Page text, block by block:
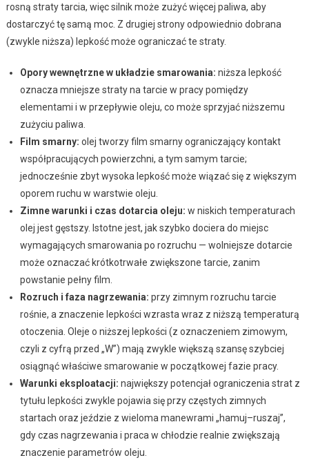
rosną straty tarcia, więc silnik może zużyć więcej paliwa, aby
dostarczyć tę samą moc. Z drugiej strony odpowiednio dobrana
(zwykle niższa) lepkość może ograniczać te straty.
Opory wewnętrzne w układzie smarowania: niższa lepkość
oznacza mniejsze straty na tarcie w pracy pomiędzy
elementami i w przepływie oleju, co może sprzyjać niższemu
zużyciu paliwa.
Film smarny: olej tworzy film smarny ograniczający kontakt
współpracujących powierzchni, a tym samym tarcie;
jednocześnie zbyt wysoka lepkość może wiązać się z większym
oporem ruchu w warstwie oleju.
Zimne warunki i czas dotarcia oleju: w niskich temperaturach
olej jest gęstszy. Istotne jest, jak szybko dociera do miejsc
wymagających smarowania po rozruchu — wolniejsze dotarcie
może oznaczać krótkotrwałe zwiększone tarcie, zanim
powstanie pełny film.
Rozruch i faza nagrzewania: przy zimnym rozruchu tarcie
rośnie, a znaczenie lepkości wzrasta wraz z niższą temperaturą
otoczenia. Oleje o niższej lepkości (z oznaczeniem zimowym,
czyli z cyfrą przed „W”) mają zwykle większą szansę szybciej
osiągnąć właściwe smarowanie w początkowej fazie pracy.
Warunki eksploatacji: największy potencjał ograniczenia strat z
tytułu lepkości zwykle pojawia się przy częstych zimnych
startach oraz jeździe z wieloma manewrami „hamuj–ruszaj”,
gdy czas nagrzewania i praca w chłodzie realnie zwiększają
znaczenie parametrów oleju.